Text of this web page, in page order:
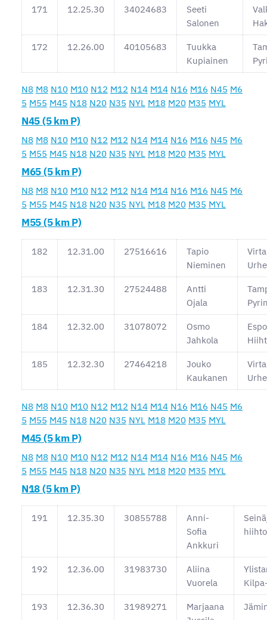
171 12.25.30 34024683
Seeti
Salonen
172 12.26.00 40105683
Tuukka
Kupiainen
N8 M8 N10 M10 N12 M12 N14 M14 N16 M16 N45 M6
5 M55 M45 N18 N20 N35 NYL M18 M20 M35 MYL
N45 (5 km P)
N8 M8 N10 M10 N12 M12 N14 M14 N16 M16 N45 M6
5 M55 M45 N18 N20 N35 NYL M18 M20 M35 MYL
M65 (5 km P)
N8 M8 N10 M10 N12 M12 N14 M14 N16 M16 N45 M6
5 M55 M45 N18 N20 N35 NYL M18 M20 M35 MYL
M55 (5 km P)
182 12.31.00 27516616
Tapio
Nieminen
183 12.31.30 27524488
Antti
Ojala
184 12.32.00 31078072
Osmo
Jahkola
185 12.32.30 27464218
Jouko
Kaukanen
N8 M8 N10 M10 N12 M12 N14 M14 N16 M16 N45 M6
5 M55 M45 N18 N20 N35 NYL M18 M20 M35 MYL
M45 (5 km P)
N8 M8 N10 M10 N12 M12 N14 M14 N16 M16 N45 M6
5 M55 M45 N18 N20 N35 NYL M18 M20 M35 MYL
N18 (5 km P)
191 12.35.30 30855788
Anni-
Sofia
Ankkuri
192 12.36.00 31983730
Aliina
Vuorela
193 12.36.30 31989271
Marjaana